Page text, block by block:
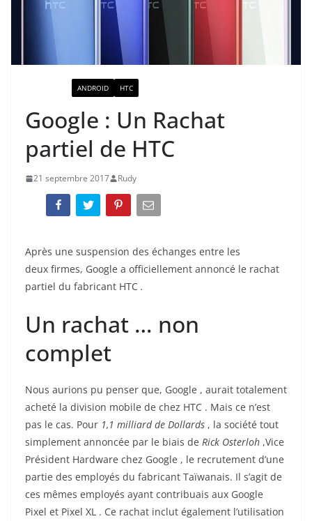
ANDROID HTC
Google : Un Rachat
partiel de HTC
21 septembre 2017 Rudy
Après une suspension des échanges entre les
deux firmes, Google a officiellement annoncé le rachat
partiel du fabricant HTC .
Un rachat … non
complet
Nous aurions pu penser que, Google , aurait totalement
acheté la division mobile de chez HTC . Mais ce n’est
pas le cas. Pour 1,1 milliard de Dollards , la société tout
simplement annoncée par le biais de Rick Osterloh ,Vice
Président Hardware chez Google , le recrutement d’une
partie des employés du fabricant Taïwanais. Il s’agit de
ces mêmes employés ayant contribuais aux Google
Pixel et Pixel XL . Ce rachat inclut également l’utilisation